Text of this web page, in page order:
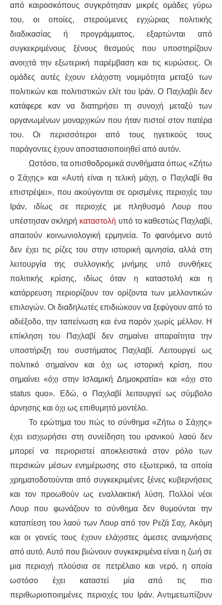
από καιροσκόπους συγκρότησαν μικρές ομάδες γύρω
του, οι οποίες, στερούμενες εγχώριας πολιτικής
διαδικασίας ή προγράμματος, εξαρτώνται από
συγκεκριμένους ξένους θεσμούς που υποστηρίζουν
ανοιχτά την εξωτερική παρέμβαση και τις κυρώσεις. Οι
ομάδες αυτές έχουν ελάχιστη νομιμότητα μεταξύ των
πολιτικών και πολιτιστικών ελίτ του Ιράν. Ο Παχλαβίι δεν
κατάφερε καν να διατηρήσει τη συνοχή μεταξύ των
οργανωμένων μοναρχικών που ήταν πιστοί στον πατέρα
του. Οι περισσότεροι από τους ηγετικούς τους
παράγοντες έχουν αποστασιοποιηθεί από αυτόν.
Ωστόσο, τα οπισθοδρομικά συνθήματα όπως «Ζήτω
ο Σάχης» και «Αυτή είναι η τελική μάχη, ο Παχλαβί θα
επιστρέψει», που ακούγονται σε ορισμένες περιοχές του
Ιράν, ιδίως σε περιοχές με πληθυσμό Λουρ που
υπέστησαν σκληρή καταστολή υπό το καθεστώς Παχλαβί,
απαιτούν κοινωνιολογική ερμηνεία. Το φαινόμενο αυτό
δεν έχει τις ρίζες του στην ιστορική αμνησία, αλλά στη
λειτουργία της συλλογικής μνήμης υπό συνθήκες
πολιτικής κρίσης, ιδίως όταν η καταστολή και η
κατάρρευση περιορίζουν τον ορίζοντα των μελλοντικών
επιλογών. Οι διαδηλωτές επιδιώκουν να ξεφύγουν από το
αδιέξοδο, την ταπείνωση και ένα παρόν χωρίς μέλλον. Η
επίκληση του Παχλαβί δεν σημαίνει απαραίτητα την
υποστήριξη του συστήματος Παχλαβί. Λειτουργεί ως
πολιτικό σημαίνον και όχι ως ιστορική κρίση, που
σημαίνει «όχι στην Ισλαμική Δημοκρατία» και «όχι στο
status quo». Εδώ, ο Παχλαβί λειτουργεί ως σύμβολο
άρνησης και όχι ως επιθυμητό μοντέλο.
Το ερώτημα του πώς το σύνθημα «Ζήτω ο Σάχης»
έχει εισχωρήσει στη συνείδηση του ιρανικού λαού δεν
μπορεί να περιοριστεί αποκλειστικά στον ρόλο των
περσικών μέσων ενημέρωσης στο εξωτερικό, τα οποία
χρηματοδοτούνται από συγκεκριμένες ξένες κυβερνήσεις
και τον προωθούν ως εναλλακτική λύση. Πολλοί νέοι
Λουρ που φωνάζουν το σύνθημα δεν θυμούνται την
καταπίεση του λαού των Λουρ από τον Ρεζά Σαχ. Ακόμη
και οι γονείς τους έχουν ελάχιστες άμεσες αναμνήσεις
από αυτό. Αυτό που βιώνουν συγκεκριμένα είναι η ζωή σε
μια περιοχή πλούσια σε πετρέλαιο και νερό, η οποία
ωστόσο έχει καταστεί μία από τις πιο
περιθωριοποιημένες περιοχές του Ιράν. Αντιμετωπίζουν